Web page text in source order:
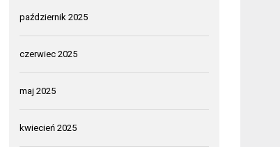
październik 2025
czerwiec 2025
maj 2025
kwiecień 2025